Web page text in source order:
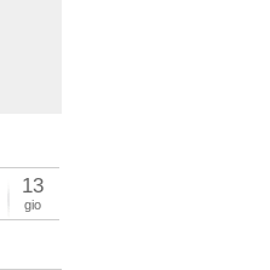
13
gio